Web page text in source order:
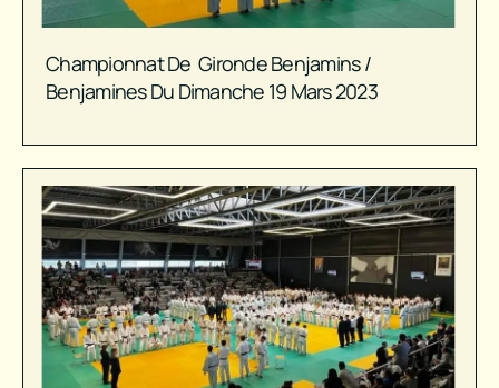
Championnat De Gironde Benjamins /
Benjamines Du Dimanche 19 Mars 2023